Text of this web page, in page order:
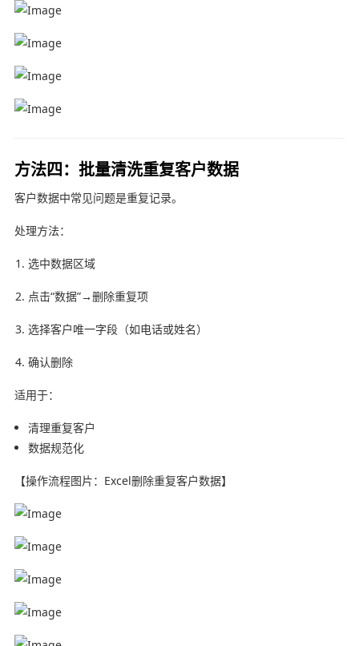
方法四：批量清洗重复客户数据
客户数据中常见问题是重复记录。
处理方法：
选中数据区域
点击“数据”→删除重复项
选择客户唯一字段（如电话或姓名）
确认删除
适用于：
清理重复客户
数据规范化
【操作流程图片：Excel删除重复客户数据】